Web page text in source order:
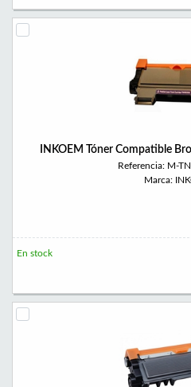
INKOEM Tóner Compatible
Referencia: M-
Marca:
En stock